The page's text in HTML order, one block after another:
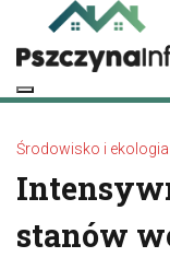
content
Twoje źródło
Środowisko i ekologia
stanów